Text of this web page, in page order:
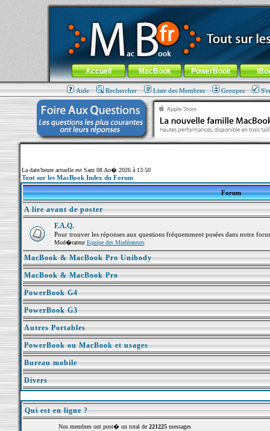
MacBook-fr.com : 100% Apple... 100% nomade !
Aller au contenu-Aller au menu général-Aller au menu de
Menu général
Accueil MacBook PowerBook
Aide Rechercher Liste des Membres Groupes
La date/heure actuelle est Sam 08 Ao� 2026 à 13:50
Tout sur les MacBook Index du Forum
Forum
A lire avant de poster
F.A.Q.
Pour trouver les réponses aux questions fréquemment posées dans notre
Mod�rateurEquipe des Modérateurs
MacBook & MacBook Pro Unibody
MacBook & MacBook Pro
PowerBook G4
PowerBook G3
Autres Portables
PowerBook ou MacBook et usages
Bureau mobile
Divers
Qui est en ligne ?
Nos membres ont post� un total de 221225messages